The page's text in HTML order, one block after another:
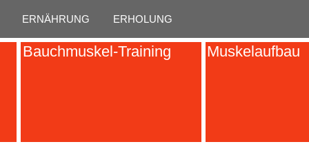
ERNÄHRUNG ERHOLUNG
Bauchmuskel-Training Muskelaufbau